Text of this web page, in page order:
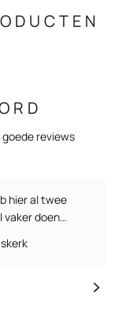
reviews
hier al twee
vaker doen…